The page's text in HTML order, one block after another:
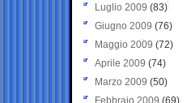
Luglio 2009 (83)
Giugno 2009 (76)
Maggio 2009 (72)
Aprile 2009 (74)
Marzo 2009 (50)
Febbraio 2009 (69)